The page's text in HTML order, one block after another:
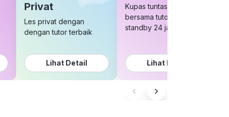
Privat
Les privat dengan
dengan tutor terbaik
Lihat Detail
Kupas tuntas soal sulit
bersama tutor yang
standby 24 jam
Lihat Detail